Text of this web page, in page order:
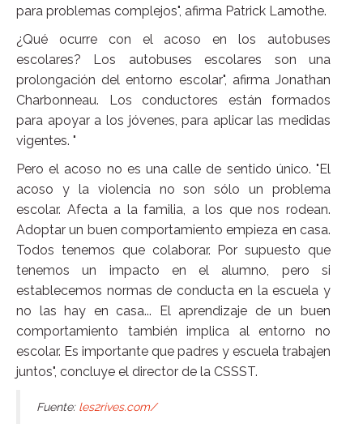
para problemas complejos", afirma Patrick Lamothe.
¿Qué ocurre con el acoso en los autobuses
escolares? Los autobuses escolares son una
prolongación del entorno escolar", afirma Jonathan
Charbonneau. Los conductores están formados
para apoyar a los jóvenes, para aplicar las medidas
vigentes. "
Pero el acoso no es una calle de sentido único. "El
acoso y la violencia no son sólo un problema
escolar. Afecta a la familia, a los que nos rodean.
Adoptar un buen comportamiento empieza en casa.
Todos tenemos que colaborar. Por supuesto que
tenemos un impacto en el alumno, pero si
establecemos normas de conducta en la escuela y
no las hay en casa... El aprendizaje de un buen
comportamiento también implica al entorno no
escolar. Es importante que padres y escuela trabajen
juntos", concluye el director de la CSSST.
Fuente: les2rives.com/